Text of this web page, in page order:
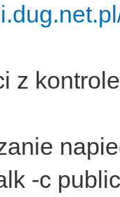
z
-c